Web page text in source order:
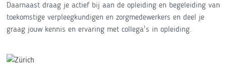
Daarnaast draag je actief bij aan de opleiding en begeleiding van
toekomstige verpleegkundigen en zorgmedewerkers en deel je
graag jouw kennis en ervaring met collega's in opleiding.